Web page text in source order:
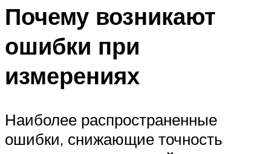
Почему возникают
ошибки при
измерениях
Наиболее распространенные
ошибки, снижающие точность